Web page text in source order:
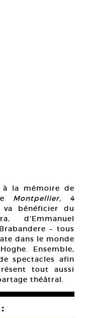
à la mémoire de
Montpellier, 4
bénéficier du
d’Emmanuel
– tous
dans le monde
Ensemble,
spectacles afin
tout aussi
théâtral.